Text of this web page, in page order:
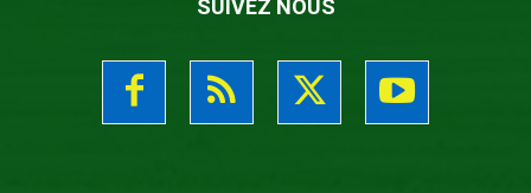
SUIVEZ NOUS